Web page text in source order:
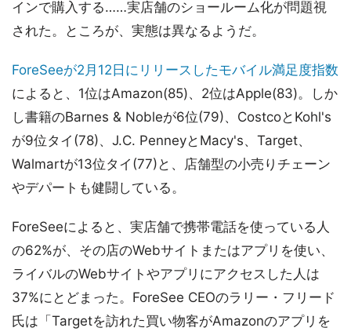
インで購入する……実店舗のショールーム化が問題視
された。ところが、実態は異なるようだ。
ForeSeeが2月12日にリリースしたモバイル満足度指数
によると、1位はAmazon(85)、2位はApple(83)。しか
し書籍のBarnes & Nobleが6位(79)、CostcoとKohl's
が9位タイ(78)、J.C. PenneyとMacy's、Target、
Walmartが13位タイ(77)と、店舗型の小売りチェーン
やデパートも健闘している。
ForeSeeによると、実店舗で携帯電話を使っている人
の62%が、その店のWebサイトまたはアプリを使い、
ライバルのWebサイトやアプリにアクセスした人は
37%にとどまった。ForeSee CEOのラリー・フリード
氏は「Targetを訪れた買い物客がAmazonのアプリを